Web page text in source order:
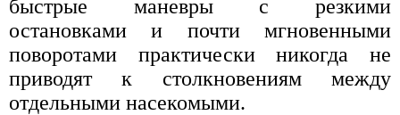
быстрые маневры с резкими
остановками и почти мгновенными
поворотами практически никогда не
приводят к столкновениям между
отдельными насекомыми.